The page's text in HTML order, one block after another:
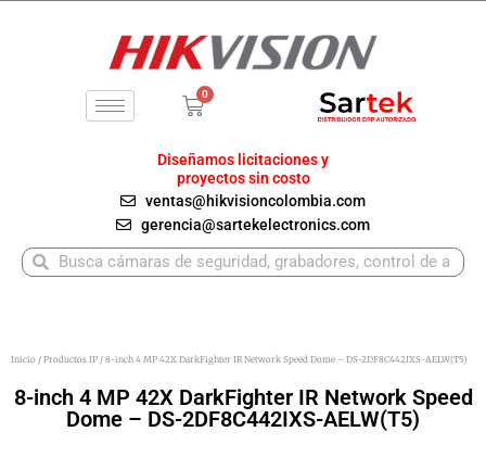
0
Carrito
Diseñamos licitaciones y
proyectos sin costo
ventas@hikvisioncolombia.com
gerencia@sartekelectronics.com
BuscarBuscar
Inicio / Productos IP / 8-inch 4 MP 42X DarkFighter IR Network Speed Dome – DS-2DF8C442IXS-AELW(T5)
8-inch 4 MP 42X DarkFighter IR Network Speed
Dome – DS-2DF8C442IXS-AELW(T5)